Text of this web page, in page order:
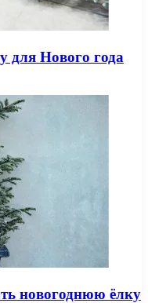
для Нового года
новогоднюю ёлку